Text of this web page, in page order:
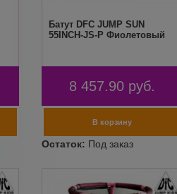
Батут DFC JUMP SUN
55INCH-JS-P Фиолетовый
8 457.90 руб.